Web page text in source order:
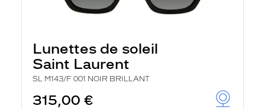
Lunettes de soleil
Saint Laurent
SL M143/F 001 NOIR BRILLANT
315,00 €